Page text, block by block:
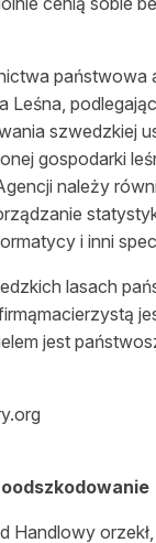
państwowa
Leśna,
szwedzkiej
gospodarki
należy
i inni
lasach
macierzystą
jest
Handlowy